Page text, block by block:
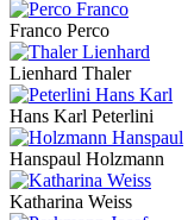
Franco Perco
Lienhard Thaler
Hans Karl Peterlini
Hanspaul Holzmann
Katharina Weiss